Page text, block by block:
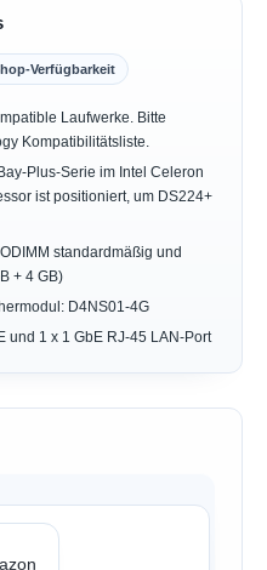
Verfügbarkeit
Laufwerke. Bitte
Kompatibilitätsliste.
Plus-Serie im Intel Celeron
ist positioniert, um DS224+
standardmäßig und
+ 4 GB)
D4NS01-4G
und 1 x 1 GbE RJ-45 LAN-Port